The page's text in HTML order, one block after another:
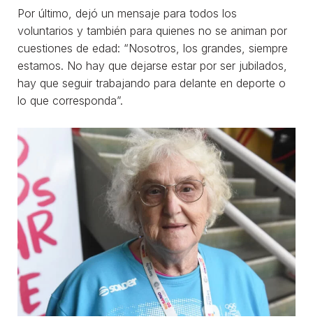
Por último, dejó un mensaje para todos los
voluntarios y también para quienes no se animan por
cuestiones de edad: “Nosotros, los grandes, siempre
estamos. No hay que dejarse estar por ser jubilados,
hay que seguir trabajando para delante en deporte o
lo que corresponda”.